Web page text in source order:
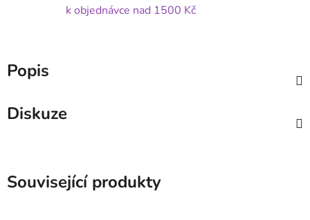
k objednávce nad 1500 Kč
Popis
Diskuze
Související produkty